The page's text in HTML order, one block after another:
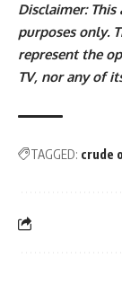
Disclaimer:
purposes only.
represent the
TV, nor any of
TAGGED: crude